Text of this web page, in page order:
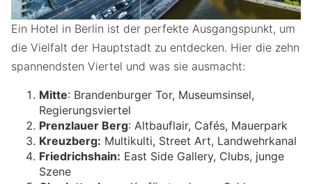
Ein Hotel in Berlin ist der perfekte Ausgangspunkt, um
die Vielfalt der Hauptstadt zu entdecken. Hier die zehn
spannendsten Viertel und was sie ausmacht:
Mitte: Brandenburger Tor, Museumsinsel,
Regierungsviertel
Prenzlauer Berg: Altbauflair, Cafés, Mauerpark
Kreuzberg: Multikulti, Street Art, Landwehrkanal
Friedrichshain: East Side Gallery, Clubs, junge
Szene